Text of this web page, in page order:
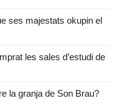
ses majestats okupin el
les sales d’estudi de
la granja de Son Brau?